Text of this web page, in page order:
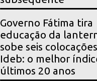
Governo Fátima tira
educação da
sobe seis
Ideb: o melhor
últimos 20 anos